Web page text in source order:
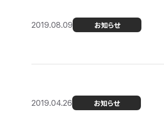
2019.08.09 お知らせ
2019.04.26 お知らせ